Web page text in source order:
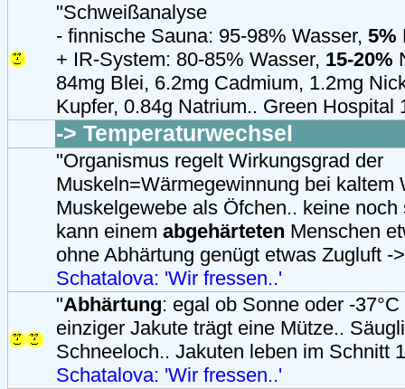
"Schweißanalyse
- finnische Sauna: 95-98% Wasser, 5%
+ IR-System: 80-85% Wasser, 15-20%
84mg Blei, 6.2mg Cadmium, 1.2mg
Kupfer, 0.84g Natrium.. Green Hospital
-> Temperaturwechsel
"Organismus regelt Wirkungsgrad der
Muskeln=Wärmegewinnung bei kaltem
Muskelgewebe als Öfchen.. keine
kann einem abgehärteten Menschen
ohne Abhärtung genügt etwas Zugluft -
Schatalova: 'Wir fressen..'
"Abhärtung: egal ob Sonne oder -
einziger Jakute trägt eine Mütze..
Schneeloch.. Jakuten leben im Schnitt
Schatalova: 'Wir fressen..'